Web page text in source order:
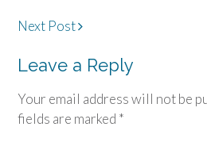
Post
Next Post
Leave a Reply
Your email address will not be
fields are marked *